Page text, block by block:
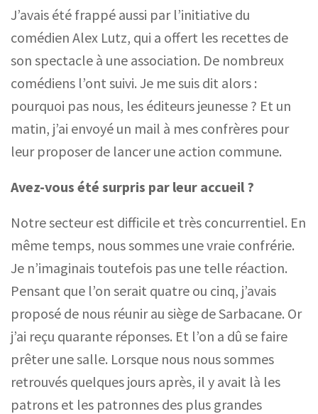
J’avais été frappé aussi par l’initiative du
comédien Alex Lutz, qui a offert les recettes de
son spectacle à une association. De nombreux
comédiens l’ont suivi. Je me suis dit alors :
pourquoi pas nous, les éditeurs jeunesse ? Et un
matin, j’ai envoyé un mail à mes confrères pour
leur proposer de lancer une action commune.
Avez-vous été surpris par leur accueil ?
Notre secteur est difficile et très concurrentiel. En
même temps, nous sommes une vraie confrérie.
Je n’imaginais toutefois pas une telle réaction.
Pensant que l’on serait quatre ou cinq, j’avais
proposé de nous réunir au siège de Sarbacane. Or
j’ai reçu quarante réponses. Et l’on a dû se faire
prêter une salle. Lorsque nous nous sommes
retrouvés quelques jours après, il y avait là les
patrons et les patronnes des plus grandes